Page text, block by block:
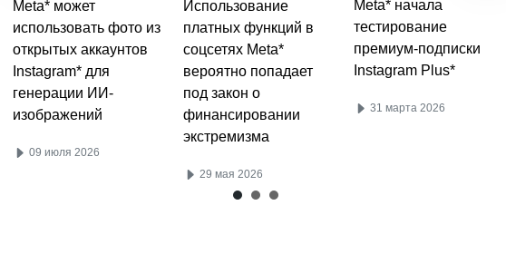
Meta* может
использовать фото из
открытых аккаунтов
Instagram* для
генерации ИИ-
изображений
09 июля 2026
Использование
платных функций в
соцсетях Meta*
вероятно попадает
под закон о
финансировании
экстремизма
29 мая 2026
Meta* начала
тестирование
премиум-подписки
Instagram Plus*
31 марта 2026